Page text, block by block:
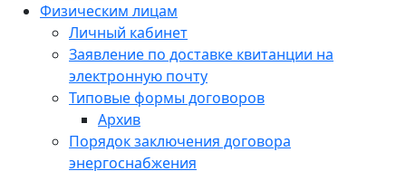
Физическим лицам
Личный кабинет
Заявление по доставке квитанции на
электронную почту
Типовые формы договоров
Архив
Порядок заключения договора
энергоснабжения